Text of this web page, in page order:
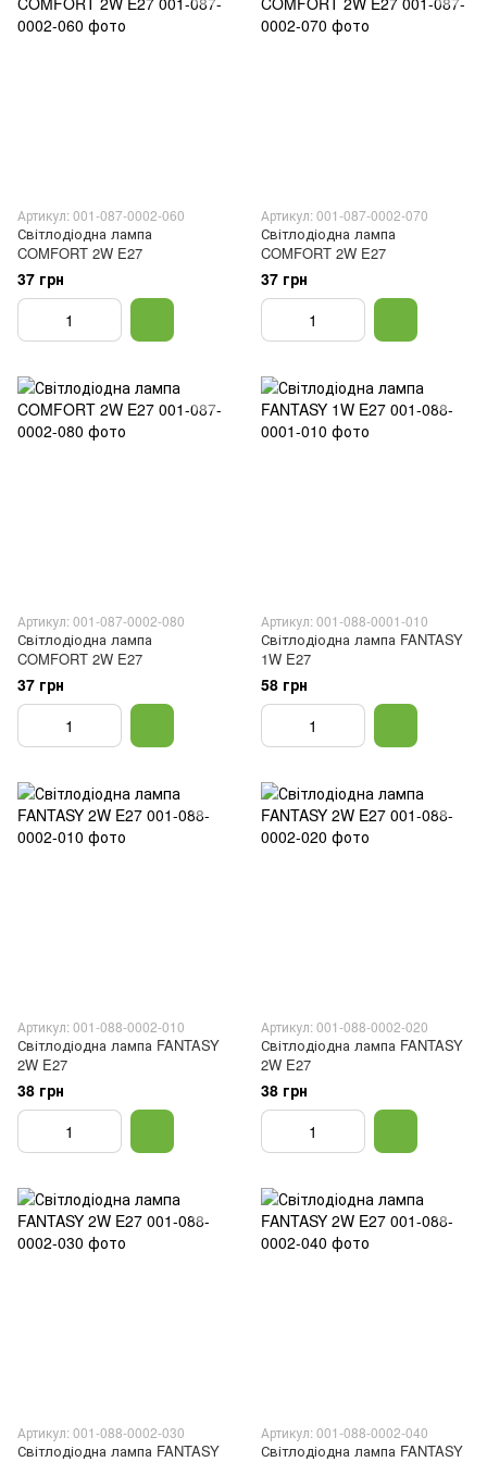
Артикул: 001-087-0002-060
Світлодіодна лампа
COMFORT 2W E27
37 грн
Артикул: 001-087-0002-070
Світлодіодна лампа
COMFORT 2W E27
37 грн
Артикул: 001-087-0002-080
Світлодіодна лампа
COMFORT 2W E27
37 грн
Артикул: 001-088-0001-010
Світлодіодна лампа FANTASY
1W E27
58 грн
Артикул: 001-088-0002-010
Світлодіодна лампа FANTASY
2W E27
38 грн
Артикул: 001-088-0002-020
Світлодіодна лампа FANTASY
2W E27
38 грн
Артикул: 001-088-0002-030
Світлодіодна лампа FANTASY
Артикул: 001-088-0002-040
Світлодіодна лампа FANTASY